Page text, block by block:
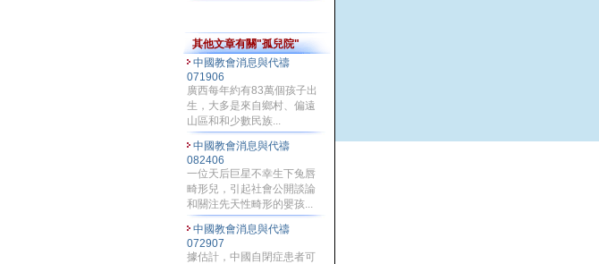
其他文章有關"孤兒院"
中國教會消息與代禱
071906
廣西每年約有83萬個孩子出
生，大多是來自鄉村、偏遠
山區和和少數民族...
中國教會消息與代禱
082406
一位天后巨星不幸生下兔唇
畸形兒，引起社會公開談論
和關注先天性畸形的嬰孩...
中國教會消息與代禱
072907
據估計，中國自閉症患者可